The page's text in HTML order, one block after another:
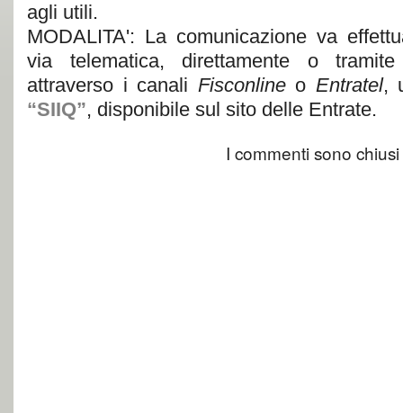
agli utili.
MODALITA': La comunicazione va
via telematica, direttamente o tramite
attraverso i canali Fisconlineo Entratel,
“SIIQ”, disponibile sul sito delle Entrate.
I commenti sono chiusi